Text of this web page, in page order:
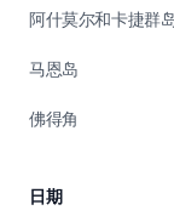
阿什莫尔和卡捷群
马恩岛
佛得角
日期